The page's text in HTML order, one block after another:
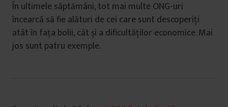
În ultimele săptămâni, tot mai multe ONG-uri
încearcă să fie alături de cei care sunt descoperiți
atât în fața bolii, cât și a dificultăților economice. Mai
jos sunt patru exemple.